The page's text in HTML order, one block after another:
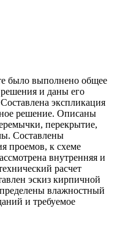
было выполнено общее
и даны его
экспликация
решение. Описаны
перекрытие,
Составлены
проемов, к схеме
внутренняя и
расчет
эскиз кирпичной
влажностный
и требуемое